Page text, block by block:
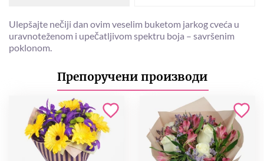
Ulepšajte nečiji dan ovim veselim buketom jarkog cveća u
uravnoteženom i upečatljivom spektru boja – savršenim
poklonom.
Препоручени производи